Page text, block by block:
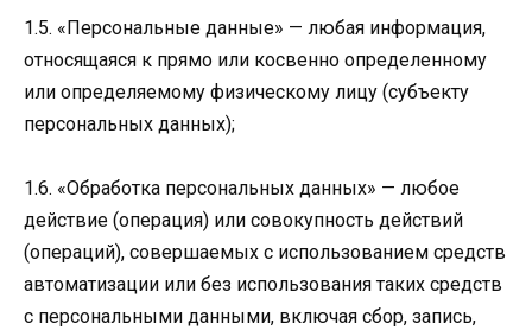
1.5. «Персональные данные» — любая информация,
относящаяся к прямо или косвенно определенному
или определяемому физическому лицу (субъекту
персональных данных);
1.6. «Обработка персональных данных» — любое
действие (операция) или совокупность действий
(операций), совершаемых с использованием средств
автоматизации или без использования таких средств
с персональными данными, включая сбор, запись,